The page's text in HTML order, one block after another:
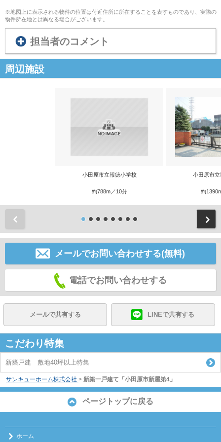
※地図上に表示される物件の位置は付近住所に所在することを表すものであり、実際の
物件所在地とは異なる場合がございます。
担当者のコメント
周辺施設
小田原市立報徳小学校
約788m／10分
小田原市
約
メールでお問い合わせする(無料)
電話でお問い合わせする
メールで共有する LINEで共有する
こだわり特集
新築戸建 敷地40坪以上特集
サンキューホーム株式会社 > 新築一戸建て「小田原市新屋第4」
ページトップに戻る
ホーム